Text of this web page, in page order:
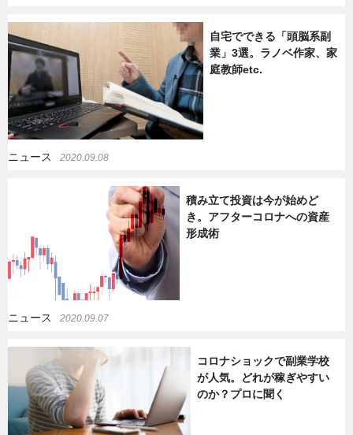
自宅でできる「頭脳系副
業」3選。ラノベ作家、家
庭教師etc.
ニュース 2020.09.08
積み立て投資は今が始めど
き。アフターコロナへの資産
形成術
ニュース 2020.09.07
コロナショックで副業学校
が人気。どれが稼ぎやすい
のか？プロに聞く